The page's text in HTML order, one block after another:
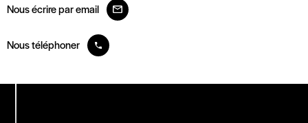
Nous écrire par email
Nous téléphoner